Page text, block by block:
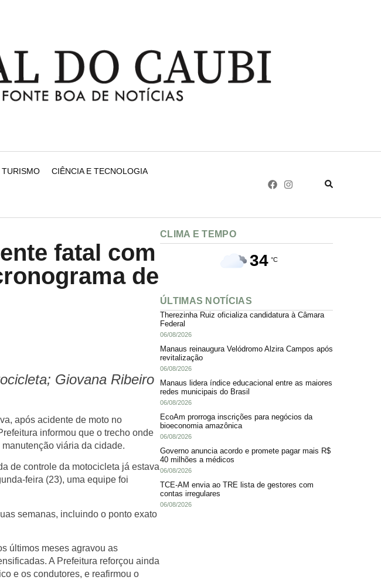
TURISMO CIÊNCIA E TECNOLOGIA
fatal com
de
Giovana Ribeiro
após acidente de moto no
informou que o trecho onde
viária da cidade.
de controle da motocicleta já estava
feira (23), uma equipe foi
semanas, incluindo o ponto exato
últimos meses agravou as
A Prefeitura reforçou ainda
e os condutores, e reafirmou o
CLIMA E TEMPO
34 °C
ÚLTIMAS NOTÍCIAS
Therezinha Ruiz oficializa candidatura à Câmara
Federal
06/08/2026
Manaus reinaugura Velódromo Alzira Campos após
revitalização
06/08/2026
Manaus lidera índice educacional entre as maiores
redes municipais do Brasil
06/08/2026
EcoAm prorroga inscrições para negócios da
bioeconomia amazônica
06/08/2026
Governo anuncia acordo e promete pagar mais R$
40 milhões a médicos
06/08/2026
TCE-AM envia ao TRE lista de gestores com
contas irregulares
06/08/2026